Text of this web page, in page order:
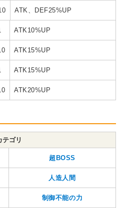
ATK、DEF25%UP
ATK10%UP
ATK15%UP
ATK15%UP
ATK20%UP
テゴリ
超BOSS
人造人間
制御不能の力